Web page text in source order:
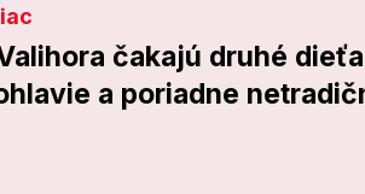
čakajú druhé
a poriadne